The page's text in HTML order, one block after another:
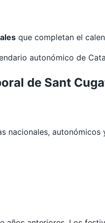
que completan el
autonómico de
de Sant
nacionales, autonómicos